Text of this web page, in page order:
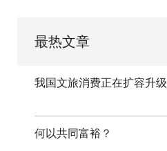
最热文章
我国文旅消费正在扩容升级
何以共同富裕？